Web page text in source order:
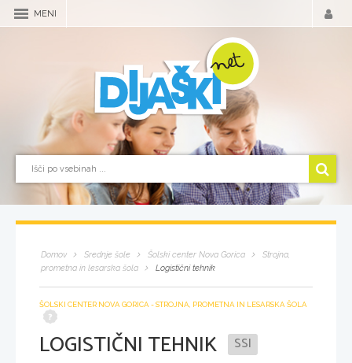
MENI
Domov Srednje šole Šolski center Nova Gorica
Strojna,
prometna in lesarska šola
Logistični tehnik
ŠOLSKI CENTER NOVA GORICA - STROJNA, PROMETNA IN LESARSKA ŠOLA
LOGISTIČNI TEHNIK SSI